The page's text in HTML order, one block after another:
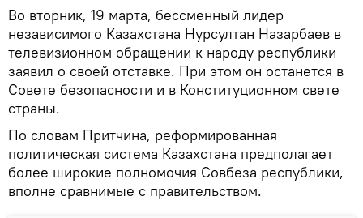
Во вторник, 19 марта, бессменный лидер
независимого Казахстана Нурсултан Назарбаев в
телевизионном обращении к народу республики
заявил о своей отставке. При этом он останется в
Совете безопасности и в Конституционном свете
страны.
По словам Притчина, реформированная
политическая система Казахстана предполагает
более широкие полномочия Совбеза республики,
вполне сравнимые с правительством.